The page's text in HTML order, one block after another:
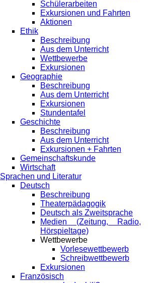
Schülerarbeiten
Exkursionen und Fahrten
Aktionen
Ethik
Beschreibung
Aus dem Unterricht
Wettbewerbe
Exkursionen
Geographie
Beschreibung
Aus dem Unterricht
Exkursionen
Stundentafel
Geschichte
Beschreibung
Aus dem Unterricht
Exkursionen + Fahrten
Gemeinschaftskunde
Wirtschaft
Sprachen und Literatur
Deutsch
Beschreibung
Theaterpädagogik
Deutsch als Zweitsprache
Medien (Zeitung, Radio,
Hörspieltage)
Wettbewerbe
Vorlesewettbewerb
Schreibwettbewerb
Exkursionen
Französisch